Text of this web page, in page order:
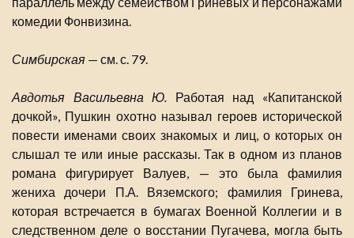
комедии Фонвизина.
Симбирская — см. с. 79.
Авдотья Васильевна Ю. Работая над «Капитанской
дочкой», Пушкин охотно называл героев исторической
повести именами своих знакомых и лиц, о которых он
слышал те или иные рассказы. Так в одном из планов
романа фигурирует Валуев, — это была фамилия
жениха дочери П.А. Вяземского; фамилия Гринева,
которая встречается в бумагах Военной Коллегии и в
следственном деле о восстании Пугачева, могла быть